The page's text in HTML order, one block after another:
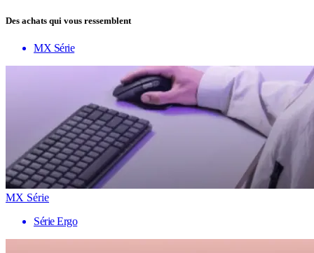
Des achats qui vous ressemblent
MX Série
MX Série
Série Ergo